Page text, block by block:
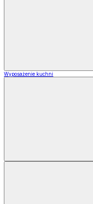
Wyposażenie kuchni